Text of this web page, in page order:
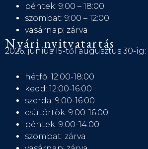
péntek: 9:00 – 18:00
szombat: 9:00 – 12:00
vasárnap: zárva
Nyári nyitvatartás
2026. június 15-től augusztus 30-ig:
hétfő: 12:00-18:00
kedd: 12:00-16:00
szerda: 9:00-16:00
csütörtök: 9:00-16:00
péntek: 9:00-14:00
szombat: zárva